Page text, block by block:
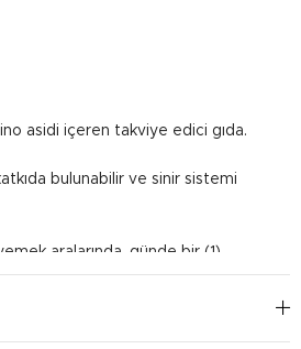
asidi içeren takviye edici gıda.
bulunabilir ve sinir sistemi
aralarında, günde bir (1)
önerilir.